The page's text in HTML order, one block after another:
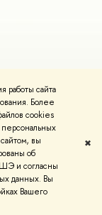
работы сайта
Более
cookies
вы
об
и согласны
данных. Вы
Вашего
✖
использования
сайта
дизайна НИУ ВШЭ